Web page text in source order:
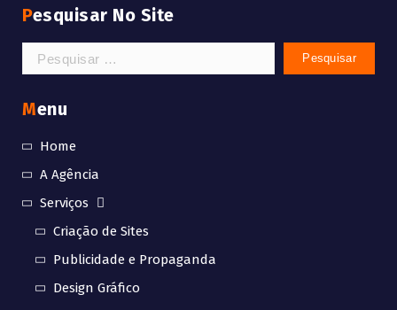
Pesquisar No Site
Menu
Home
A Agência
Serviços
Criação de Sites
Publicidade e Propaganda
Design Gráfico